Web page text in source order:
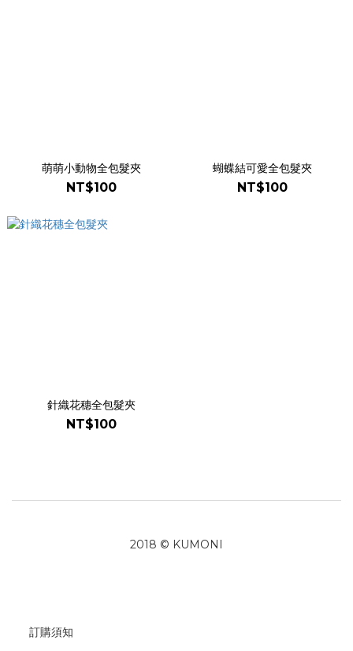
萌萌小動物全包髮夾
NT$100
蝴蝶結可愛全包髮夾
NT$100
針織花穗全包髮夾
NT$100
2018 © KUMONI
訂購須知